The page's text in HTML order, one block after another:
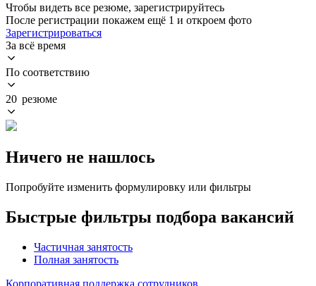
Чтобы видеть все резюме, зарегистрируйтесь
После регистрации покажем ещё 1 и откроем фото
Зарегистрироваться
За всё время
По соответствию
20 резюме
Ничего не нашлось
Попробуйте изменить формулировку или фильтры
Быстрые фильтры подбора вакансий
Частичная занятость
Полная занятость
Корпоративная поддержка сотрудников